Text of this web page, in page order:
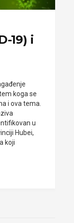
19) i
koga se
i ova tema.
u
Hubei,
koji